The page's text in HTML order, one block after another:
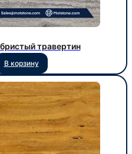
травертин
В корзину